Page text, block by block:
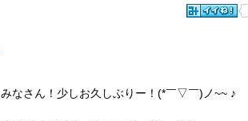
みなさん！少しお久しぶりー！(*￣▽￣)ノ~~ ♪